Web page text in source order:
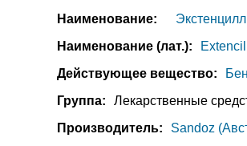
Наименование:
Наименование (лат.):
Действующее вещество:
Группа:
Лекарственные
Производитель:
Sandoz